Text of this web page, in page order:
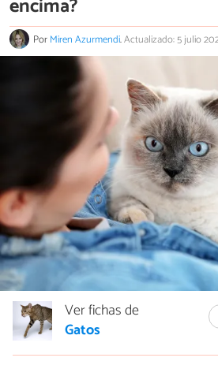
encima?
PorMiren Azurmendi.Actualizado: 5 julio
Ver fichas de
Gatos